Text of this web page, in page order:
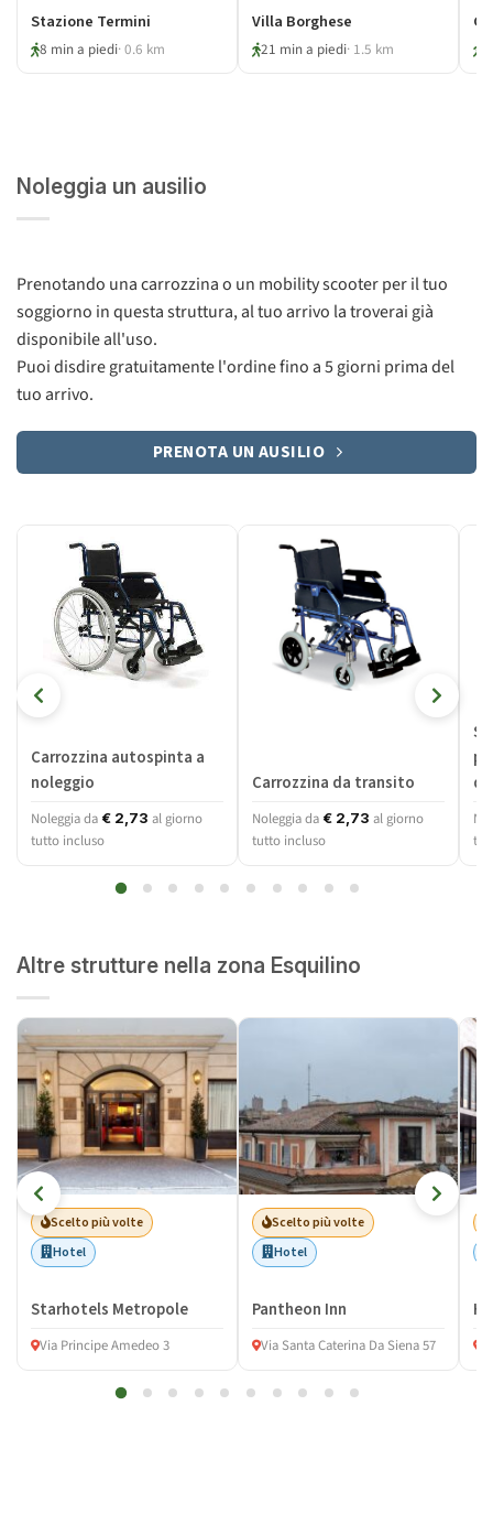
Stazione Termini
8 min a piedi· 0.6 km
Villa Borghese
21 min a piedi· 1.5 km
Noleggia un ausilio
Prenotando una carrozzina o un mobility scooter per il tuo
soggiorno in questa struttura, al tuo arrivo la troverai già
disponibile all'uso.
Puoi disdire gratuitamente l'ordine fino a 5 giorni prima del
tuo arrivo.
PRENOTA UN AUSILIO
Carrozzina autospinta a
noleggio
Noleggia da € 2,73 al giorno
tutto incluso
Carrozzina da transito
Noleggia da € 2,73 al giorno
tutto incluso
Altre strutture nella zona Esquilino
Scelto più volte
Hotel
Starhotels Metropole
Via Principe Amedeo 3
Scelto più volte
Hotel
Pantheon Inn
Via Santa Caterina Da Siena 57